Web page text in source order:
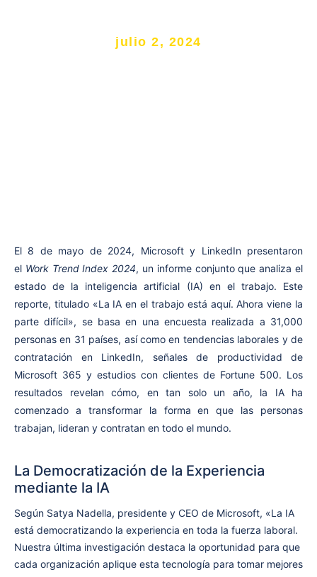
julio 2, 2024
El 8 de mayo de 2024, Microsoft y LinkedIn presentaron
el Work Trend Index 2024, un informe conjunto que analiza el
estado de la inteligencia artificial (IA) en el trabajo. Este
reporte, titulado «La IA en el trabajo está aquí. Ahora viene la
parte difícil», se basa en una encuesta realizada a 31,000
personas en 31 países, así como en tendencias laborales y de
contratación en LinkedIn, señales de productividad de
Microsoft 365 y estudios con clientes de Fortune 500. Los
resultados revelan cómo, en tan solo un año, la IA ha
comenzado a transformar la forma en que las personas
trabajan, lideran y contratan en todo el mundo.
La Democratización de la Experiencia
mediante la IA
Según Satya Nadella, presidente y CEO de Microsoft, «La IA
está democratizando la experiencia en toda la fuerza laboral.
Nuestra última investigación destaca la oportunidad para que
cada organización aplique esta tecnología para tomar mejores